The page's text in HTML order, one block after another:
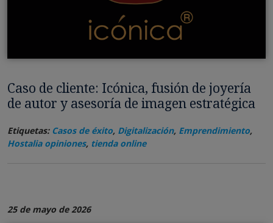
Caso de cliente: Icónica, fusión de joyería
de autor y asesoría de imagen estratégica
Etiquetas: Casos de éxito, Digitalización, Emprendimiento,
Hostalia opiniones, tienda online
25 de mayo de 2026